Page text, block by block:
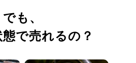
でも、
で売れるの？